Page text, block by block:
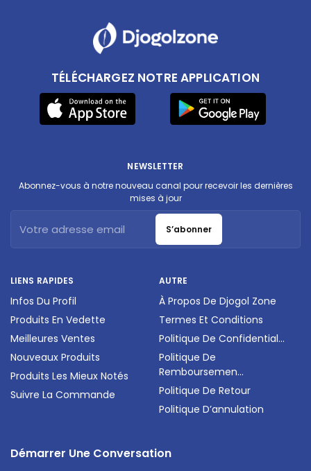
TÉLÉCHARGEZ NOTRE APPLICATION
LIENS RAPIDES
Infos Du Profil
Produits En Vedette
Meilleures Ventes
Nouveaux Produits
Produits Les Mieux Notés
Suivre La Commande
AUTRE
À Propos De Djogol Zone
Termes Et Conditions
Politique De Confidential...
Politique De
Remboursemen...
Politique De Retour
Politique D’annulation
NEWSLETTER
Abonnez-vous à notre nouveau canal pour recevoir les dernières
mises à jour
S’abonner
Démarrer Une Conversation